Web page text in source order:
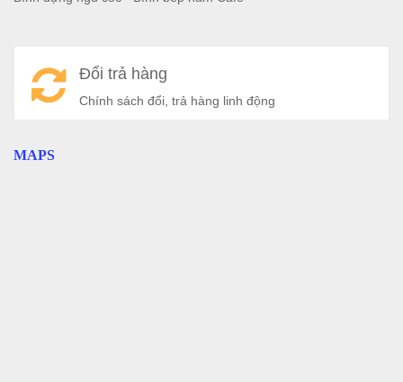
Đổi trả hàng
Chính sách đổi, trả hàng linh động
MAPS